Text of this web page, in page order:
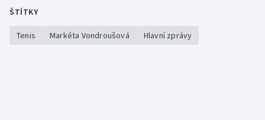
ŠTÍTKY
Tenis Markéta Vondroušová Hlavní zprávy